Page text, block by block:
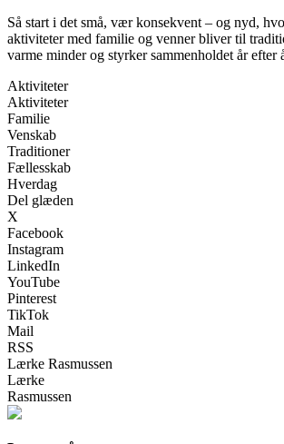
Så start i det små, vær konsekvent – og nyd,
aktiviteter med familie og venner bliver til
varme minder og styrker sammenholdet år efter
Aktiviteter
Aktiviteter
Familie
Venskab
Traditioner
Fællesskab
Hverdag
Del glæden
X
Facebook
Instagram
LinkedIn
YouTube
Pinterest
TikTok
Mail
RSS
Lærke Rasmussen
Lærke
Rasmussen